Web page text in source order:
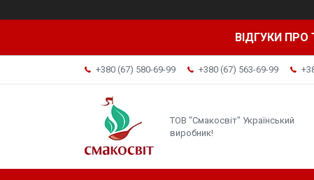
ВІДГУКИ ПРО
+380 (67) 580-69-99 +380 (67) 563-69-99
ТОВ "Смакосвіт" Український
виробник!